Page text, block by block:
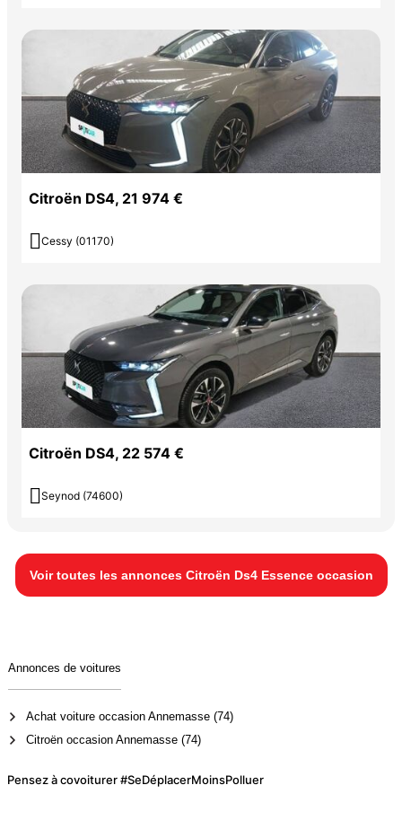
Citroën DS4, 21 974 €
 Cessy (01170)
Citroën DS4, 22 574 €
 Seynod (74600)
Voir toutes les annonces Citroën Ds4 Essence occasion
Annonces de voitures
Achat voiture occasion Annemasse (74)
Citroën occasion Annemasse (74)
Pensez à covoiturer #SeDéplacerMoinsPolluer